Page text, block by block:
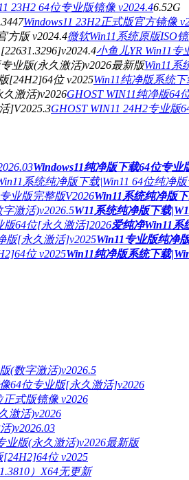
23H2 64位专业版镜像 v2024.46.52G
Windows11 23H2正式版官方镜像
微软Win11系统原版ISO
小鱼儿YR Win11专
Win11系
Win11纯净版系统
GHOST WIN11纯净版64
GHOST WIN11 24H2专业版
Windows11纯净版下载64位专业
Win11系统纯净版
W11系统纯净版下载
爱纯净Win11系
Win11专业版纯净
Win11纯净版系统下载
(数字激活)v2026.5
64位专业版[永久激活]v2026
正式版镜像 v2026
激活)v2026
)v2026.03
业版(永久激活)v2026最新版
位 v2025
）X64无更新